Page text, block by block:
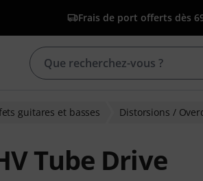
Frais de port offerts dès
guitares et basses Distorsions /
Tube Drive